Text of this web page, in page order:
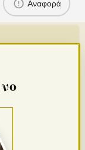
Αναφορά